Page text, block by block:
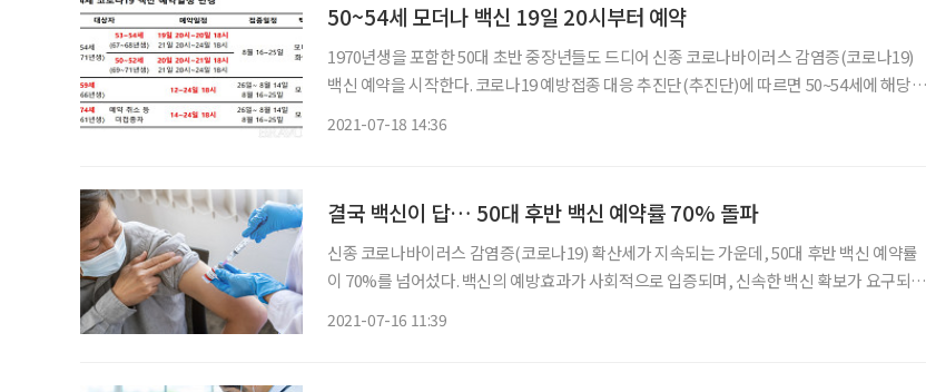
50~54세 모더나 백신 19일 20시부터 예약
1970년생을 포함한 50대 초반 중장년들도 드디어 신종 코로나바이러스 감염증(코로나19)
백신 예약을 시작한다. 코로나19 예방접종 대응 추진단(추진단)에 따르면 50~54세에 해당하
2021-07-18 14:36
결국 백신이 답… 50대 후반 백신 예약률 70% 돌파
신종 코로나바이러스 감염증(코로나19) 확산세가 지속되는 가운데, 50대 후반 백신 예약률
이 70%를 넘어섰다. 백신의 예방효과가 사회적으로 입증되며, 신속한 백신 확보가 요구되는
2021-07-16 11:39